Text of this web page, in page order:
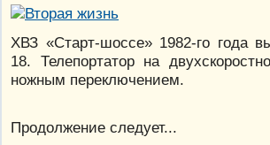
ХВЗ «Старт-шоссе» 1982-го года
18. Телепортатор на
ножным переключением.
Продолжение следует...